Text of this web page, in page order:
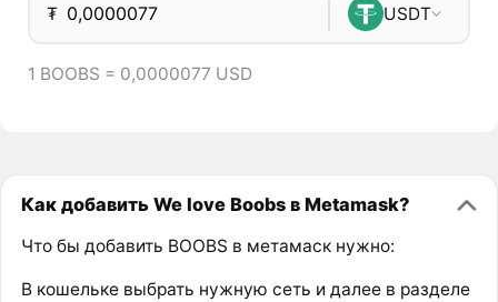
₮ USDT
1 BOOBS = 0,0000077 USD
Как добавить We love Boobs в Metamask?
Что бы добавить BOOBS в метамаск нужно:
В кошельке выбрать нужную сеть и далее в разделе